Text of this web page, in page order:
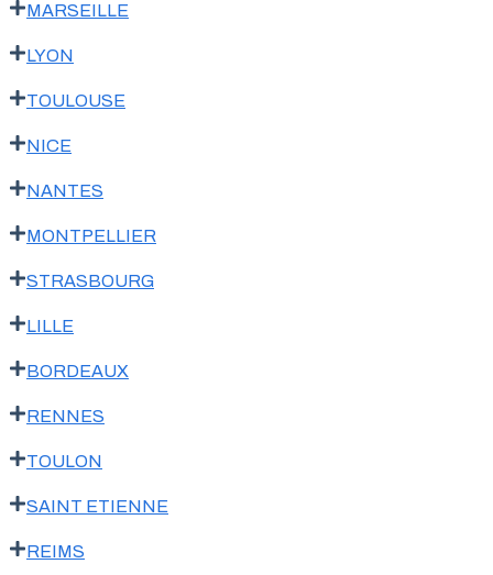
MARSEILLE
LYON
TOULOUSE
NICE
NANTES
MONTPELLIER
STRASBOURG
LILLE
BORDEAUX
RENNES
TOULON
SAINT ETIENNE
REIMS